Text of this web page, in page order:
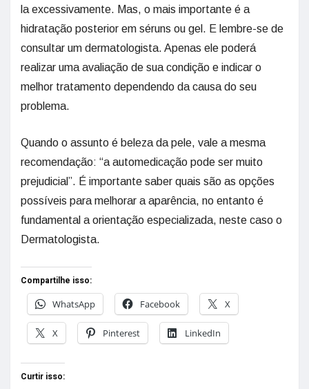
la excessivamente. Mas, o mais importante é a
hidratação posterior em séruns ou gel. E lembre-se de
consultar um dermatologista. Apenas ele poderá
realizar uma avaliação de sua condição e indicar o
melhor tratamento dependendo da causa do seu
problema.
Quando o assunto é beleza da pele, vale a mesma
recomendação: “a automedicação pode ser muito
prejudicial”. É importante saber quais são as opções
possíveis para melhorar a aparência, no entanto é
fundamental a orientação especializada, neste caso o
Dermatologista.
Compartilhe isso:
WhatsApp
Facebook X
X Pinterest LinkedIn
Curtir isso: